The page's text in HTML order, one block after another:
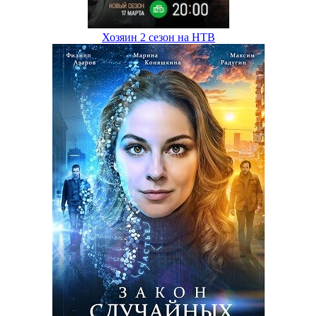
Хозяин 2 сезон на НТВ